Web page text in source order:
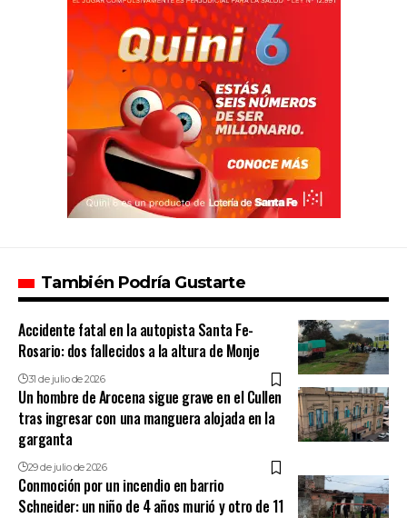
También Podría Gustarte
Accidente fatal en la autopista Santa Fe-
Rosario: dos fallecidos a la altura de Monje
31 de julio de 2026
Un hombre de Arocena sigue grave en el Cullen
tras ingresar con una manguera alojada en la
garganta
29 de julio de 2026
Conmoción por un incendio en barrio
Schneider: un niño de 4 años murió y otro de 11